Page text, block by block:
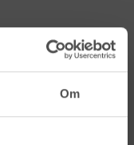
Om